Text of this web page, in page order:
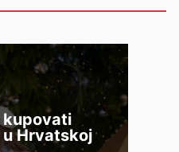
kupovati
Hrvatskoj